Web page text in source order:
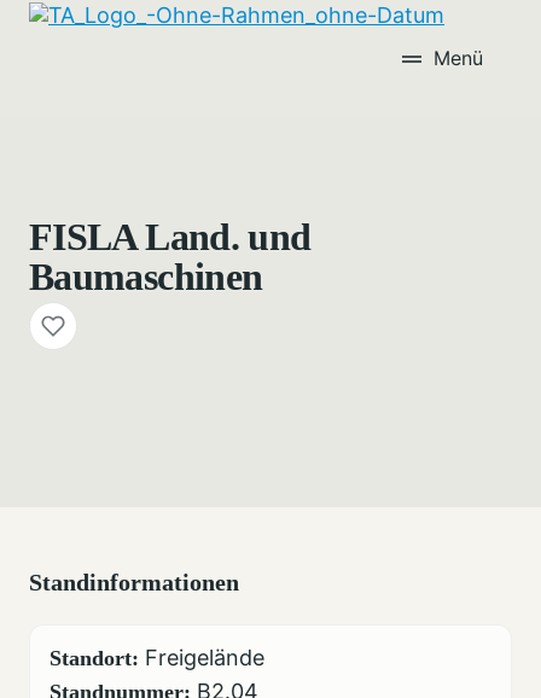
Menü
FISLA Land. und
Baumaschinen
Standinformationen
Standort: Freigelände
Standnummer: B2.04